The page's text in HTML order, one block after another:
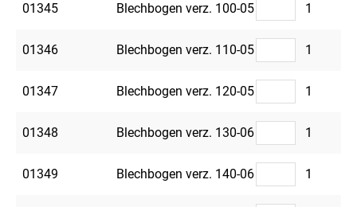
01345 Blechbogen verz. 100-05 1
01346 Blechbogen verz. 110-05 1
01347 Blechbogen verz. 120-05 1
01348 Blechbogen verz. 130-06 1
01349 Blechbogen verz. 140-06 1